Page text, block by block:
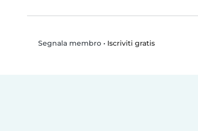
Segnala membro• Iscriviti gratis